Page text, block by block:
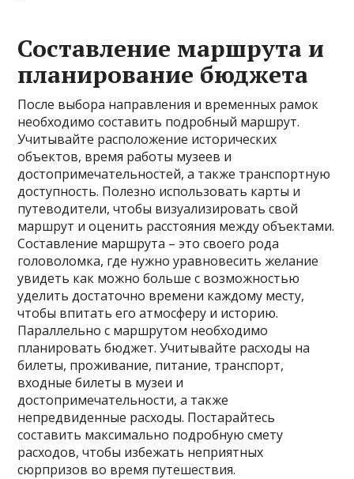
Составление маршрута и
планирование бюджета
После выбора направления и временных рамок
необходимо составить подробный маршрут.
Учитывайте расположение исторических
объектов, время работы музеев и
достопримечательностей, а также транспортную
доступность. Полезно использовать карты и
путеводители, чтобы визуализировать свой
маршрут и оценить расстояния между объектами.
Составление маршрута – это своего рода
головоломка, где нужно уравновесить желание
увидеть как можно больше с возможностью
уделить достаточно времени каждому месту,
чтобы впитать его атмосферу и историю.
Параллельно с маршрутом необходимо
планировать бюджет. Учитывайте расходы на
билеты, проживание, питание, транспорт,
входные билеты в музеи и
достопримечательности, а также
непредвиденные расходы. Постарайтесь
составить максимально подробную смету
расходов, чтобы избежать неприятных
сюрпризов во время путешествия.